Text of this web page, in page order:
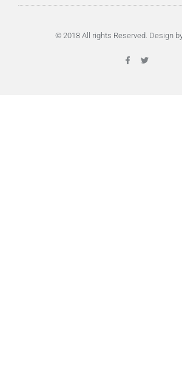
© 2018 All rights Reserved. Design